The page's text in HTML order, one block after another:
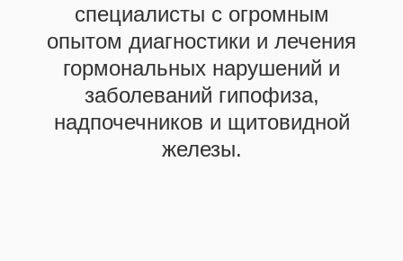
специалисты с огромным
опытом диагностики и лечения
гормональных нарушений и
заболеваний гипофиза,
надпочечников и щитовидной
железы.